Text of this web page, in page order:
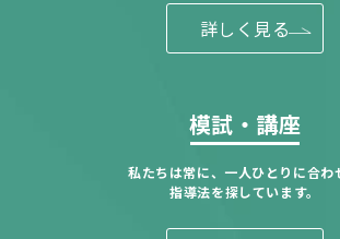
詳しく見る
模試・講座
私たちは常に、一人ひとりに合わ
指導法を探しています。